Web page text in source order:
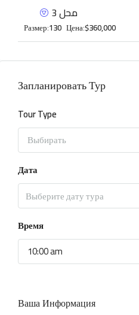
محل 3
Размер:130 Цена:$360,000
Запланировать Тур
Tour Type
Выбирать
Дата
Время
10:00 am
Ваша Информация